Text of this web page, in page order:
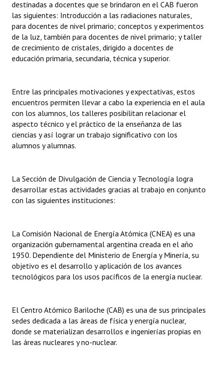
destinadas a docentes que se brindaron en el CAB fueron
las siguientes: Introducción a las radiaciones naturales,
para docentes de nivel primario; conceptos y experimentos
de la luz, también para docentes de nivel primario; y taller
de crecimiento de cristales, dirigido a docentes de
educación primaria, secundaria, técnica y superior.
Entre las principales motivaciones y expectativas, estos
encuentros permiten llevar a cabo la experiencia en el aula
con los alumnos, los talleres posibilitan relacionar el
aspecto técnico y el práctico de la enseñanza de las
ciencias y así lograr un trabajo significativo con los
alumnos y alumnas.
La Sección de Divulgación de Ciencia y Tecnología logra
desarrollar estas actividades gracias al trabajo en conjunto
con las siguientes instituciones:
La Comisión Nacional de Energía Atómica (CNEA) es una
organización gubernamental argentina creada en el año
1950. Dependiente del Ministerio de Energía y Minería, su
objetivo es el desarrollo y aplicación de los avances
tecnológicos para los usos pacíficos de la energía nuclear.
El Centro Atómico Bariloche (CAB) es una de sus principales
sedes dedicada a las áreas de física y energía nuclear,
donde se materializan desarrollos e ingenierías propias en
las áreas nucleares y no-nuclear.